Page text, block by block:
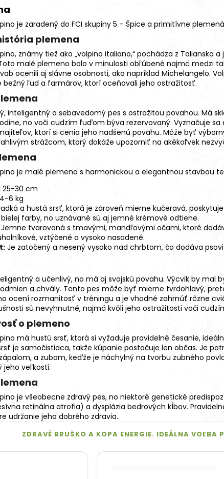
18kg (2x9kg)
27kg (3x9kg)
je zaradený do FCI skupiny 5 – Špice a primitívne plemená
plemena
známy tiež ako „volpino italiano,“ pochádza z Talianska
malé plemeno bolo v minulosti obľúbené najmä medzi
ocenili aj slávne osobnosti, ako napríklad Michelangelo.
bežný ľud a farmárov, ktorí oceňovali jeho ostražitosť.
inteligentný a sebavedomý pes s ostražitou povahou. Má
no voči cudzím ľuďom býva rezervovaný. Vyznačuje
ktorí si cenia jeho nadšenú povahu. Môže byť
strážcom, ktorý dokáže upozorniť na akékoľvek
je malé plemeno s harmonickou a elegantnou stavbou
25-30 cm
4-6 kg
a hustá srsť, ktorá je zároveň mierne kučeravá,
farby, no uznávané sú aj jemné krémové odtiene.
Jemne tvarovaná s tmavými, mandľovými očami, ktoré
vztýčené a vysoko nasadené.
Je zatočený a nesený vysoko nad chrbtom, čo dodáva
a učenlivý, no má aj svojskú povahu. Výcvik by mal
a chvály. Tento pes môže byť mierne tvrdohlavý,
ocení rozmanitosť v tréningu a je vhodné zahrnúť rôzne
sú nevyhnutné, najmä kvôli jeho ostražitosti voči
o plemeno
má hustú srsť, ktorá si vyžaduje pravidelné česanie,
je samočistiaca, takže kúpanie postačuje len občas. Je
a zubom, keďže je náchylný na tvorbu zubného
jeho veľkosti.
je všeobecne zdravý pes, no niektoré genetické
retinálna atrofia) a dysplázia bedrových kĺbov.
udržanie jeho dobrého zdravia.